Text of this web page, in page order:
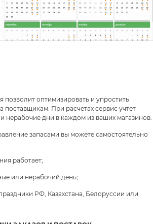
позволит оптимизировать и упростить
поставщикам. При расчетах сервис учтет
нерабочие дни в каждом из ваших магазинов.
запасами вы можете самостоятельно
работает;
или нерабочий день;
РФ, Казахстана, Белоруссии или
если пропустите звонок, мы
еще раз!